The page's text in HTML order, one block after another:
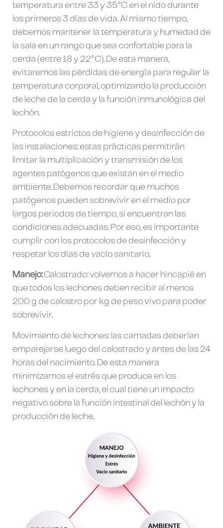
temperatura entre 33 y 35°C en el nido durante
los primeros 3 días de vida. Al mismo tiempo,
debemos mantener la temperatura y humedad de
la sala en un rango que sea confortable para la
cerda (entre 18 y 22°C). De esta manera,
evitaremos las pérdidas de energía para regular la
temperatura corporal, optimizando la producción
de leche de la cerda y la función inmunológica del
lechón.
Protocolos estrictos de higiene y desinfección de
las instalaciones: estas prácticas permitirán
limitar la multiplicación y transmisión de los
agentes patógenos que existan en el medio
ambiente. Debemos recordar que muchos
patógenos pueden sobrevivir en el medio por
largos periodos de tiempo, si encuentran las
condiciones adecuadas. Por eso, es importante
cumplir con los protocolos de desinfección y
respetar los días de vacío sanitario.
Manejo:Calostrado: volvemos a hacer hincapié en
que todos los lechones deben recibir al menos
200 g de calostro por kg de peso vivo para poder
sobrevivir.
Movimiento de lechones: las camadas deberían
emparejarse luego del calostrado y antes de las 24
horas del nacimiento. De esta manera
minimizamos el estrés que produce en los
lechones y en la cerda, el cual tiene un impacto
negativo sobre la función intestinal del lechón y la
producción de leche.